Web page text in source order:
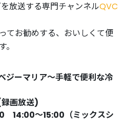
放送する専門チャンネルQVC
てお勧めする、おいしくて便
。
ジーマリア～手軽で便利な冷
画放送)
14:00～15:00（ミックスシ